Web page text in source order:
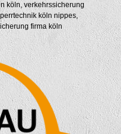
köln, verkehrssicherung
köln nippes,
firma köln